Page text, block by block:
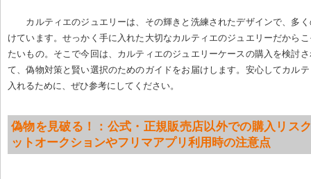
カルティエのジュエリーは、その輝きと洗練されたデザインで、多
けています。せっかく手に入れた大切なカルティエのジュエリーだから
たいもの。そこで今回は、カルティエのジュエリーケースの購入を検討
て、偽物対策と賢い選択のためのガイドをお届けします。安心してカル
入れるために、ぜひ参考にしてください。
偽物を見破る！：公式・正規販売店以外での購入リス
ットオークションやフリマアプリ利用時の注意点